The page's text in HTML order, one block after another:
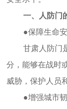
一、人防门
●保障生命
甘肃人防门
分，能够在战时
威胁，保护人员
●增强城市